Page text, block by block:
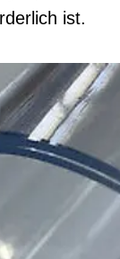
ist.